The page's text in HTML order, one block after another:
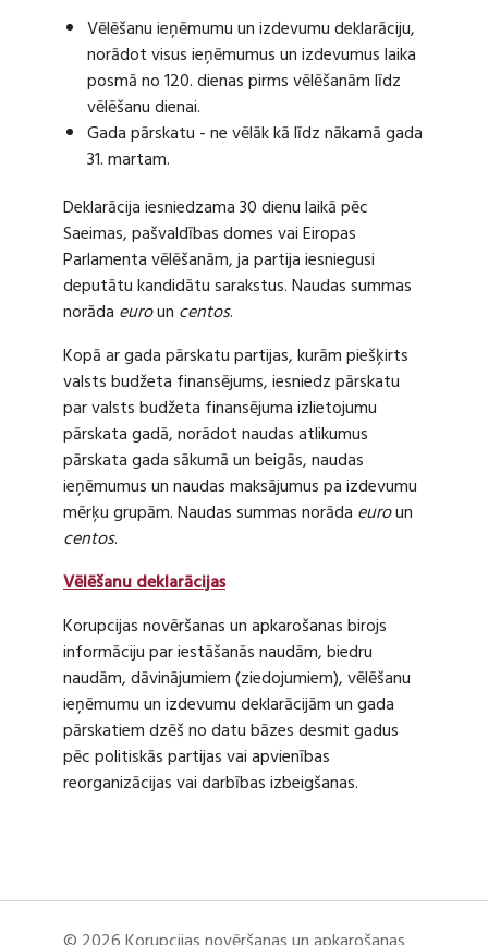
Vēlēšanu ieņēmumu un izdevumu deklarāciju,
norādot visus ieņēmumus un izdevumus laika
posmā no 120. dienas pirms vēlēšanām līdz
vēlēšanu dienai.
Gada pārskatu - ne vēlāk kā līdz nākamā gada
31. martam.
Deklarācija iesniedzama 30 dienu laikā pēc
Saeimas, pašvaldības domes vai Eiropas
Parlamenta vēlēšanām, ja partija iesniegusi
deputātu kandidātu sarakstus. Naudas summas
norāda euroun centos.
Kopā ar gada pārskatu partijas, kurām piešķirts
valsts budžeta finansējums, iesniedz pārskatu
par valsts budžeta finansējuma izlietojumu
pārskata gadā, norādot naudas atlikumus
pārskata gada sākumā un beigās, naudas
ieņēmumus un naudas maksājumus pa izdevumu
mērķu grupām. Naudas summas norāda euroun
centos.
Vēlēšanu deklarācijas
Korupcijas novēršanas un apkarošanas birojs
informāciju par iestāšanās naudām, biedru
naudām, dāvinājumiem (ziedojumiem), vēlēšanu
ieņēmumu un izdevumu deklarācijām un gada
pārskatiem dzēš no datu bāzes desmit gadus
pēc politiskās partijas vai apvienības
reorganizācijas vai darbības izbeigšanas.